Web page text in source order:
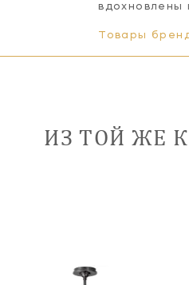
вдохновлены
Товары
ИЗ ТОЙ ЖЕ